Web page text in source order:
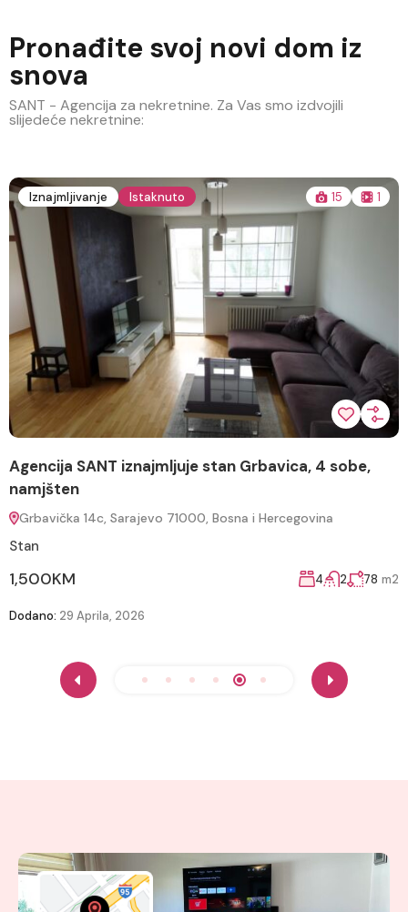
Pronađite svoj novi dom iz
snova
SANT - Agencija za nekretnine. Za Vas smo izdvojili
slijedeće nekretnine:
Iznajmljivanje Istaknuto 15 1
Agencija SANT iznajmljuje stan Grbavica, 4 sobe,
namjšten
Grbavička 14c, Sarajevo 71000, Bosna i Hercegovina
Stan
1,500KM 4 2 78 m2
Dodano: 29 Aprila, 2026